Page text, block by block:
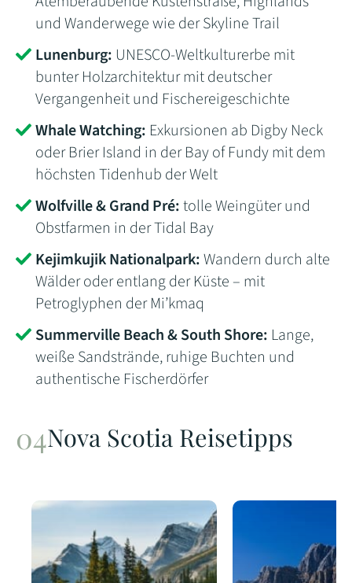
und Wanderwege wie der Skyline Trail
Lunenburg: UNESCO-Weltkulturerbe mit
bunter Holzarchitektur mit deutscher
Vergangenheit und Fischereigeschichte
Whale Watching: Exkursionen ab Digby Neck
oder Brier Island in der Bay of Fundy mit dem
höchsten Tidenhub der Welt
Wolfville & Grand Pré:tolle Weingüter und
Obstfarmen in der Tidal Bay
Kejimkujik Nationalpark:Wandern durch alte
Wälder oder entlang der Küste – mit
Petroglyphen der Mi’kmaq
Summerville Beach & South Shore: Lange,
weiße Sandstrände, ruhige Buchten und
authentische Fischerdörfer
Nova Scotia Reisetipps